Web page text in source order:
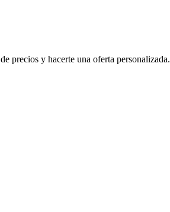
precios y hacerte una oferta personalizada.